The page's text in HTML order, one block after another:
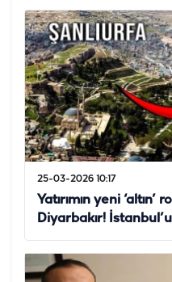
25-03-2026 10:17
Yatırımın yeni ‘altın’
Diyarbakır!